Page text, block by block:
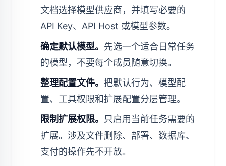
文档选择模型供应商，并填写必要的
API Key、API Host 或模型参数。
确定默认模型。 先选一个适合日常任务
的模型，不要每个成员随意切换。
整理配置文件。 把默认行为、模型配
置、工具权限和扩展配置分层管理。
限制扩展权限。 只启用当前任务需要的
扩展。涉及文件删除、部署、数据库、
支付的操作先不开放。